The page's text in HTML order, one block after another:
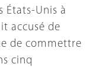
États-Unis à
accusé de
de commettre
cinq